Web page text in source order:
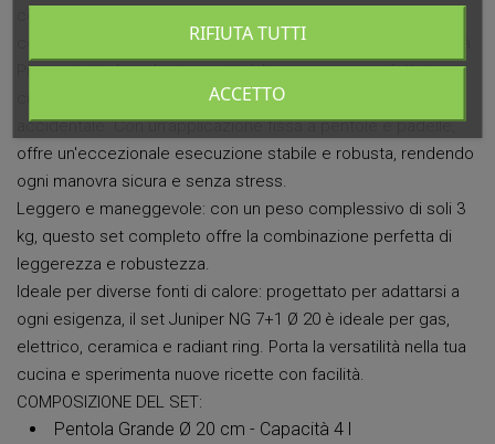
corrosione, è la scelta ideale per chi cerca qualità e praticità.
Pinza grip inclusa: la pinza grip è la compagna perfetta in
cucina, con un meccanismo di sicurezza contro l'apertura
accidentale. Con un'applicazione fissa a pentole e padelle,
offre un'eccezionale esecuzione stabile e robusta, rendendo
ogni manovra sicura e senza stress.
Leggero e maneggevole: con un peso complessivo di soli 3
kg, questo set completo offre la combinazione perfetta di
leggerezza e robustezza.
Ideale per diverse fonti di calore: progettato per adattarsi a
ogni esigenza, il set Juniper NG 7+1 Ø 20 è ideale per gas,
elettrico, ceramica e radiant ring. Porta la versatilità nella tua
cucina e sperimenta nuove ricette con facilità.
COMPOSIZIONE DEL SET:
Pentola Grande Ø 20 cm - Capacità 4 l
RIFIUTA TUTTI
ACCETTO